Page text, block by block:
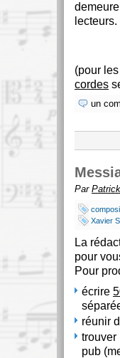
lecteurs.
(pour
cordes
un
Par
Xavier
La
pour
Pour
écrire
réunir
trouver
pub